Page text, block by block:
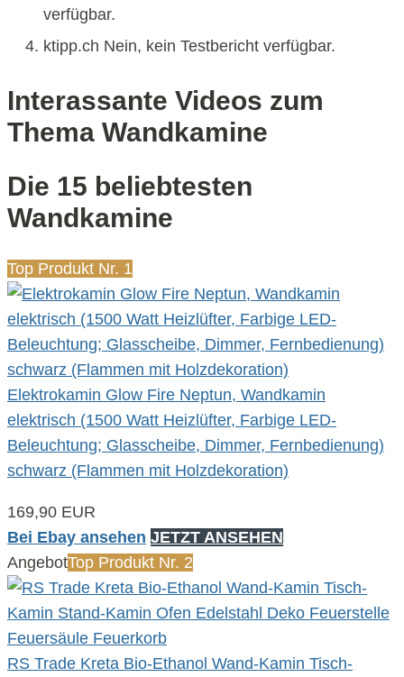
verfügbar.
ktipp.ch Nein, kein Testbericht verfügbar.
Interassante Videos zum
Thema Wandkamine
Die 15 beliebtesten
Wandkamine
Top Produkt Nr. 1
Elektrokamin Glow Fire Neptun, Wandkamin
elektrisch (1500 Watt Heizlüfter, Farbige LED-
Beleuchtung; Glasscheibe, Dimmer, Fernbedienung)
schwarz (Flammen mit Holzdekoration)
169,90 EUR
Bei Ebay ansehen JETZT ANSEHEN
AngebotTop Produkt Nr. 2
RS Trade Kreta Bio-Ethanol Wand-Kamin Tisch-